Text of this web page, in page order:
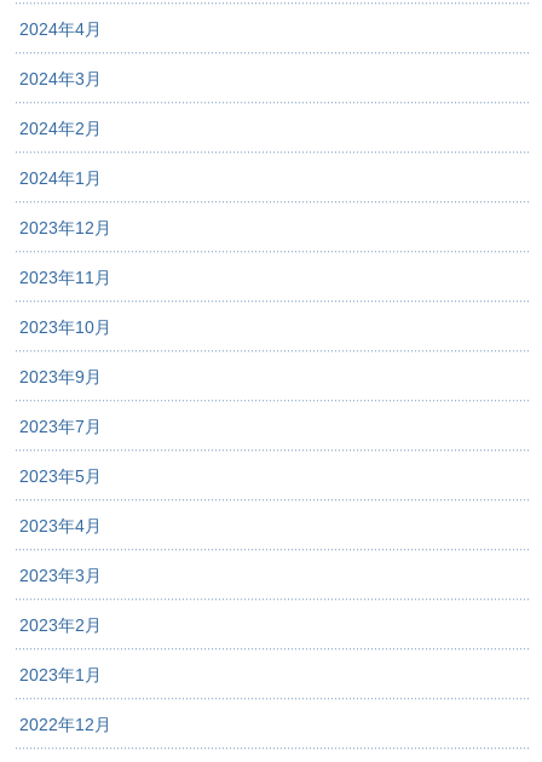
2024年4月
2024年3月
2024年2月
2024年1月
2023年12月
2023年11月
2023年10月
2023年9月
2023年7月
2023年5月
2023年4月
2023年3月
2023年2月
2023年1月
2022年12月